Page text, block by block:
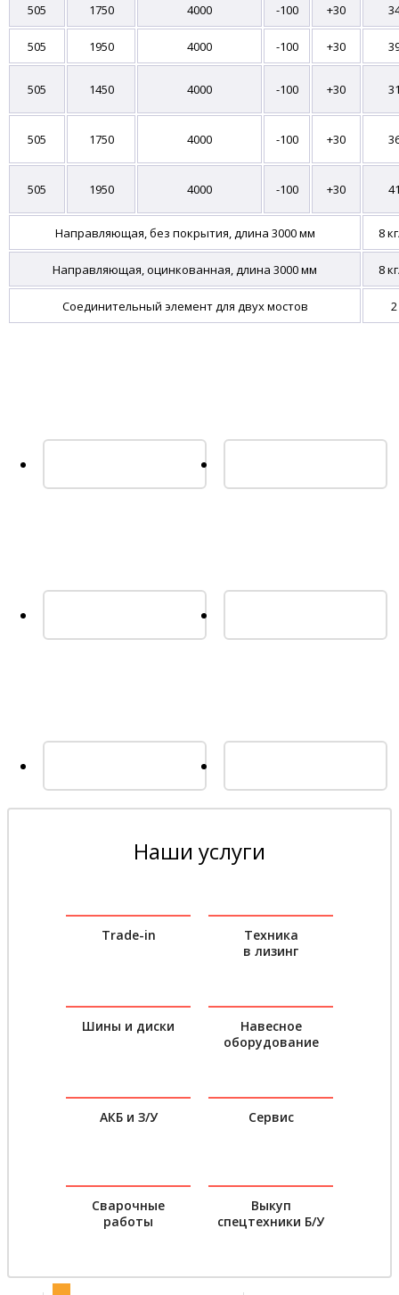
505 1750 4000 -100 +30
505 1950 4000 -100 +30
505 1450 4000 -100 +30
505 1750 4000 -100 +30
505 1950 4000 -100 +30
Направляющая, без покрытия, длина 3000 мм 8
Направляющая, оцинкованная, длина 3000 мм 8
Соединительный элемент для двух мостов 2
Наши услуги
Trade-in
Техника
в лизинг
Шины и диски
Навесное
оборудование
АКБ и З/У Сервис
Сварочные
работы
Выкуп
спецтехники Б/У